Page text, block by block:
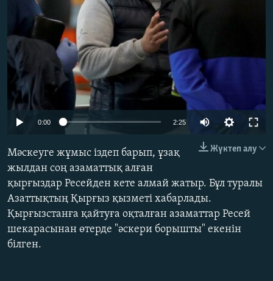
0:00 2:25
480p
1080p
Жүктеп алу
Мәскеуге жұмыс іздеп барып, ұзақ
жылдан соң азаматтық алған
қырғыздар Ресейден кете алмай жатыр. Бұл туралы
Азаттықтың Қырғыз қызметі хабарлады.
Қырғызстанға қайтуға оқталған азаматтар Ресей
шекарасынан өтерде "әскери борышты" екенін
білген.